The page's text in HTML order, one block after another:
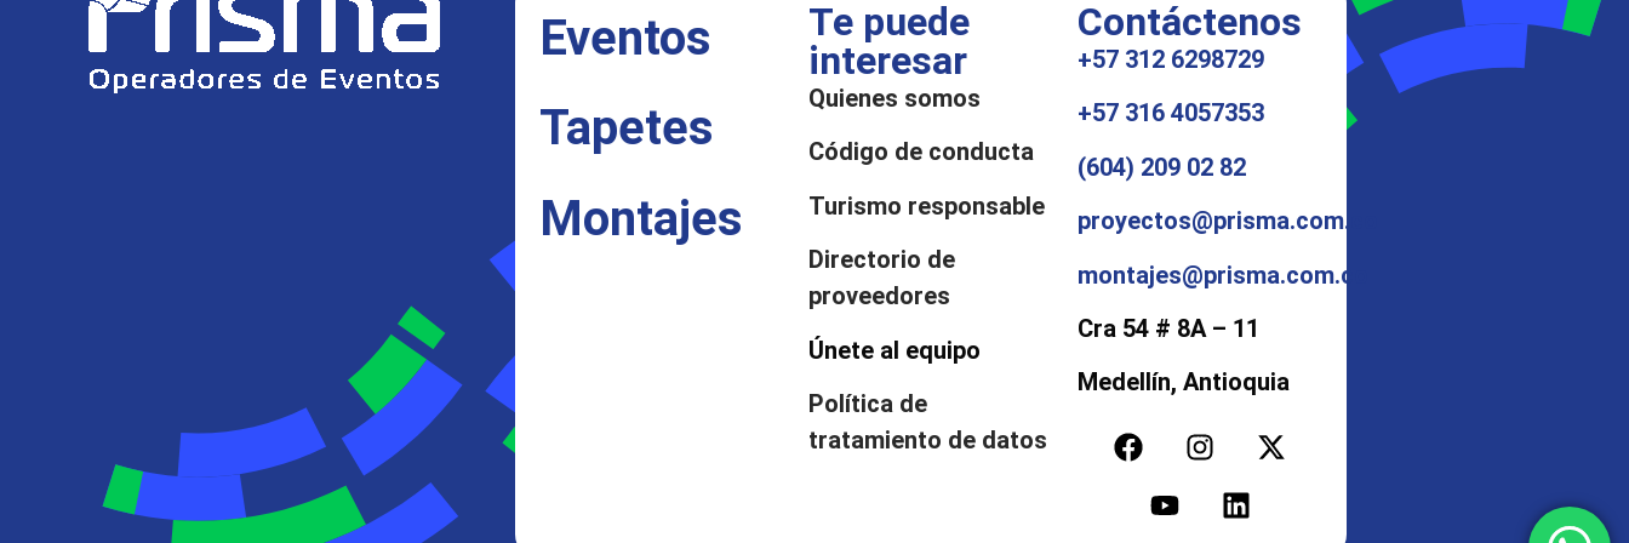
Eventos
Tapetes
Montajes
Te puede
interesar
Quienes somos
Código de conducta
Turismo responsable
Directorio de
proveedores
Únete al equipo
Política de
tratamiento de datos
Contáctenos
+57 312 6298729
+57 316 4057353
(604) 209 02 82
proyectos@prisma.com.co
montajes@prisma.com.co
Cra 54 # 8A – 11
Medellín, Antioquia